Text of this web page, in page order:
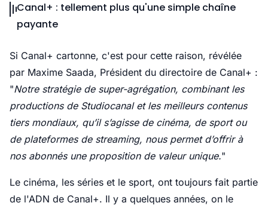
Canal+ : tellement plus qu'une simple chaîne
payante
Si Canal+ cartonne, c'est pour cette raison, révélée
par Maxime Saada, Président du directoire de Canal+ :
"Notre stratégie de super-agrégation, combinant les
productions de Studiocanal et les meilleurs contenus
tiers mondiaux, qu’il s’agisse de cinéma, de sport ou
de plateformes de streaming, nous permet d’offrir à
nos abonnés une proposition de valeur unique."
Le cinéma, les séries et le sport, ont toujours fait partie
de l'ADN de Canal+. Il y a quelques années, on le